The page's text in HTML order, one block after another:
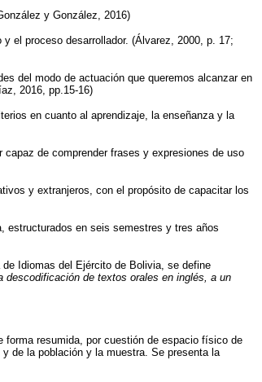
y González, 2016)
el proceso desarrollador. (Álvarez, 2000, p. 17;
del modo de actuación que queremos alcanzar en
2016, pp.15-16)
en cuanto al aprendizaje, la enseñanza y la
de comprender frases y expresiones de uso
y extranjeros, con el propósito de capacitar los
estructurados en seis semestres y tres años
Idiomas del Ejército de Bolivia, se define
descodificación de textos orales en inglés, a un
forma resumida, por cuestión de espacio físico de
de la población y la muestra. Se presenta la